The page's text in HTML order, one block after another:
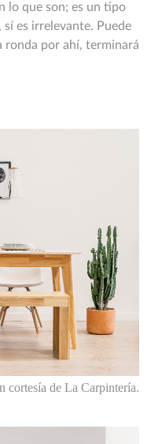
lo que son; es un tipo
es irrelevante. Puede
ronda por ahí, terminará
cortesía de La Carpintería.